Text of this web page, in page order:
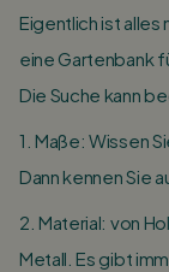
Eigentlich ist alles
eine Gartenbank
Die Suche kann
1. Maße: Wissen
Dann kennen Sie
2. Material: von
Metall. Es gibt